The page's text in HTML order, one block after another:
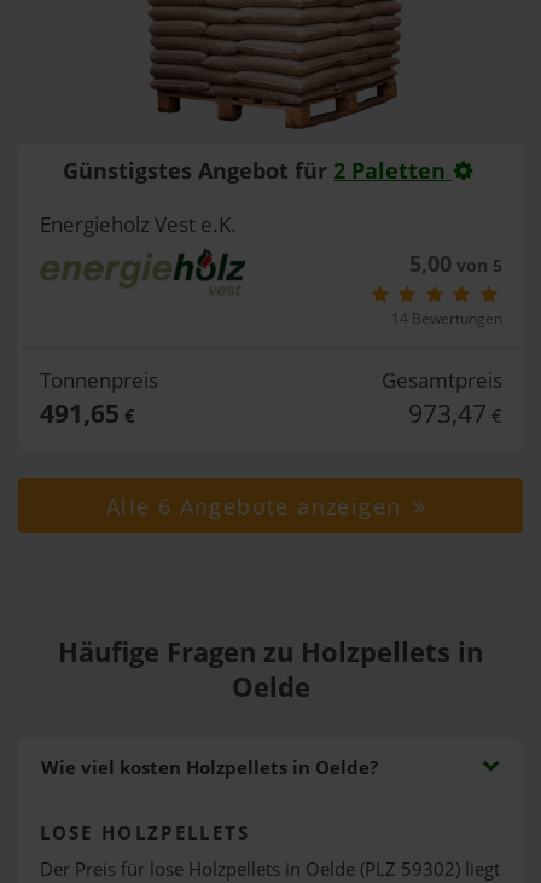
Günstigstes Angebot für 2 Paletten
Energieholz Vest e.K.
5,00 von 5
14 Bewertungen
Tonnenpreis
491,65 €
Gesamtpreis
973,47 €
Alle 6 Angebote anzeigen
Häufige Fragen zu Holzpellets in
Oelde
Wie viel kosten Holzpellets in Oelde?
LOSE HOLZPELLETS
Der Preis für lose Holzpellets in Oelde (PLZ 59302) liegt